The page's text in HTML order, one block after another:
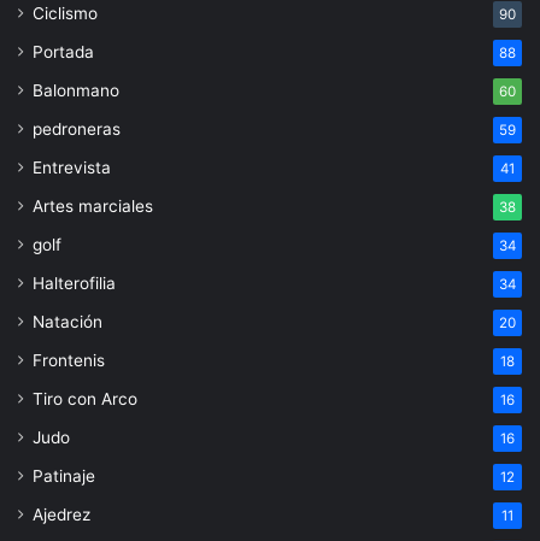
Ciclismo 90
Portada 88
Balonmano 60
pedroneras 59
Entrevista 41
Artes marciales 38
golf 34
Halterofilia 34
Natación 20
Frontenis 18
Tiro con Arco 16
Judo 16
Patinaje 12
Ajedrez 11